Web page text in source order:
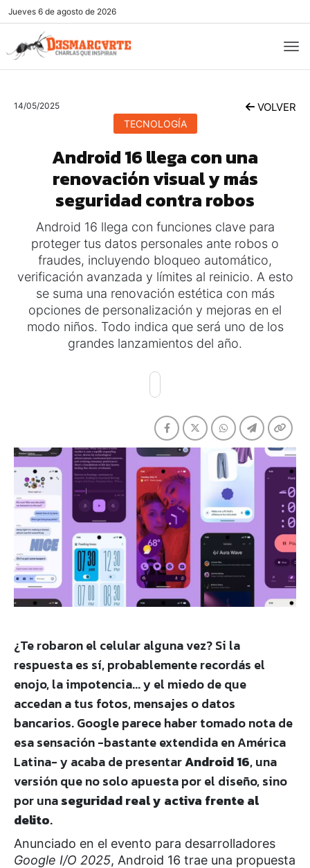
Jueves 6 de agosto de 2026
14/05/2025 VOLVER
TECNOLOGÍA
Android 16 llega con una
renovación visual y más
seguridad contra robos
Android 16 llega con funciones clave para
proteger tus datos personales ante robos o
fraudes, incluyendo bloqueo automático,
verificación avanzada y límites al reinicio. A esto
se suma una renovación estética con más
opciones de personalización y mejoras en el
modo niños. Todo indica que será uno de los
grandes lanzamientos del año.
¿Te robaron el celular alguna vez? Si la
respuesta es sí, probablemente recordás el
enojo, la impotencia... y el miedo de que
accedan a tus fotos, mensajes o datos
bancarios. Google parece haber tomado nota de
esa sensación -bastante extendida en América
Latina- y acaba de presentarAndroid 16, una
versión que no solo apuesta por el diseño, sino
por unaseguridad real y activa frente al
delito.
Anunciado en el evento para desarrolladores
Google I/O 2025, Android 16 trae una propuesta